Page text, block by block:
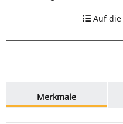
Auf die
Merkmale